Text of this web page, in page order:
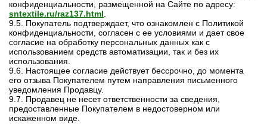
конфиденциальности, размещенной на Сайте по адресу:
sntextile.ru/raz137.html.
9.5. Покупатель подтверждает, что ознакомлен с Политикой
конфиденциальности, согласен с ее условиями и дает свое
согласие на обработку персональных данных как с
использованием средств автоматизации, так и без их
использования.
9.6. Настоящее согласие действует бессрочно, до момента
его отзыва Покупателем путем направления письменного
уведомления Продавцу.
9.7. Продавец не несет ответственности за сведения,
предоставленные Покупателем в недостоверном или
искаженном виде.